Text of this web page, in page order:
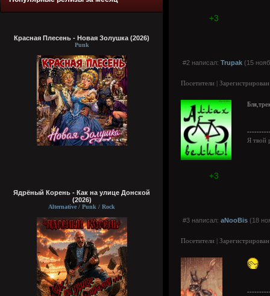
Красная Плесень - Новая Золушка (2026)
Punk
Ядрёный Корень - Как на улице Донской
(2026)
Alternative / Punk / Rock
+3
#2 написал: Trupak (15
Посетители |
Я твой
+3
#3 написал: aNooBis (18
Посетители |